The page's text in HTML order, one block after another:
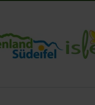
Felsenland Südeifel
Tourist-